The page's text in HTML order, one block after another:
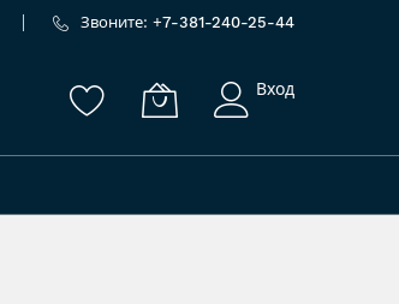
Звоните: +7-381-240-25-44
Вход